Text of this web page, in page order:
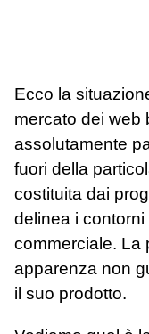
Ecco la
mercato dei web
assolutamente
fuori della
costituita dai
delinea i
commerciale. La
apparenza non
il suo prodotto.